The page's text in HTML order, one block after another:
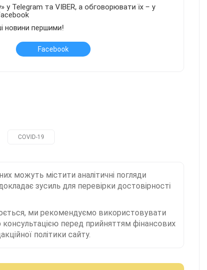
Telegram та VIBER, а обговорювати їх – у
новини першими!
Facebook
COVID-19
можуть містити аналітичні погляди
зусиль для перевірки достовірності
ми рекомендуємо використовувати
перед прийняттям фінансових
політики сайту.